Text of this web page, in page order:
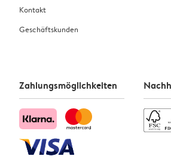
Kontakt
Geschäftskunden
Zahlungsmöglichkeiten